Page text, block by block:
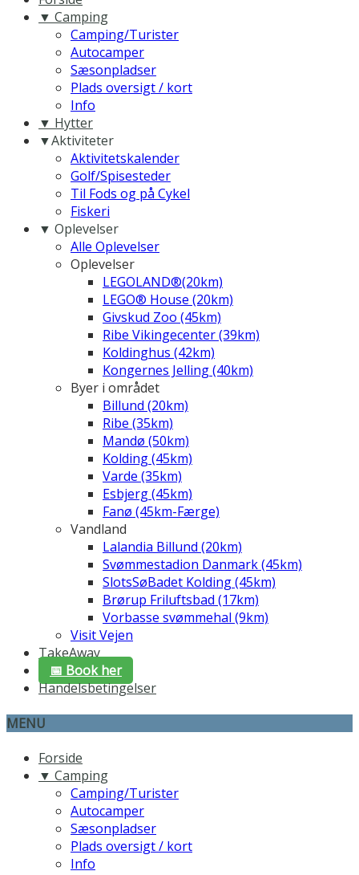
▼ Camping
Camping/Turister
Autocamper
Sæsonpladser
Plads oversigt / kort
Info
▼ Hytter
▼Aktiviteter
Aktivitetskalender
Golf/Spisesteder
Til Fods og på Cykel
Fiskeri
▼ Oplevelser
Alle Oplevelser
Oplevelser
LEGOLAND®(20km)
LEGO® House (20km)
Givskud Zoo (45km)
Ribe Vikingecenter (39km)
Koldinghus (42km)
Kongernes Jelling (40km)
Byer i området
Billund (20km)
Ribe (35km)
Mandø (50km)
Kolding (45km)
Varde (35km)
Esbjerg (45km)
Fanø (45km-Færge)
Vandland
Lalandia Billund (20km)
Svømmestadion Danmark (45km)
SlotsSøBadet Kolding (45km)
Brørup Friluftsbad (17km)
Vorbasse svømmehal (9km)
Visit Vejen
TakeAway
📅 Book her
Handelsbetingelser
MENU
Forside
▼ Camping
Camping/Turister
Autocamper
Sæsonpladser
Plads oversigt / kort
Info